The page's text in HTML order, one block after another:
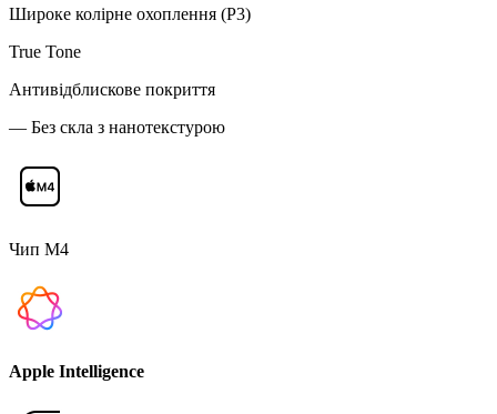
Широке колірне охоплення (P3)
True Tone
Антивідблискове покриття
— Без скла з нанотекстурою
Чип M4
Apple Intelligence